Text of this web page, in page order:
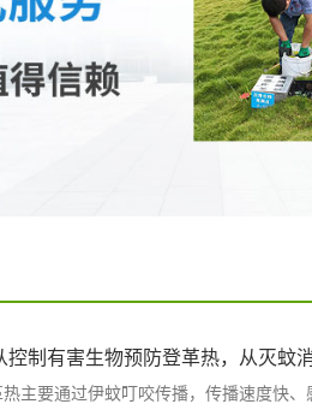
控制有害生物预防登革热，从灭蚊
主要通过伊蚊叮咬传播，传播速度快